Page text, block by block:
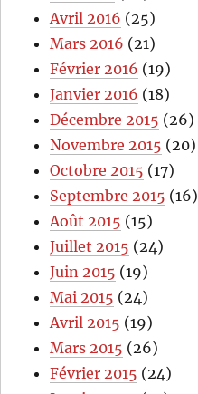
Avril 2016 (25)
Mars 2016 (21)
Février 2016 (19)
Janvier 2016 (18)
Décembre 2015 (26)
Novembre 2015 (20)
Octobre 2015 (17)
Septembre 2015 (16)
Août 2015 (15)
Juillet 2015 (24)
Juin 2015 (19)
Mai 2015 (24)
Avril 2015 (19)
Mars 2015 (26)
Février 2015 (24)